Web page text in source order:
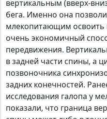
вертикальным (вверх-
бега. Именно она
млекопитающим освоить
очень экономичный
передвижения.
в задней части спины, а
позвоночника
задних конечностей.
исследования галопа у
показали, что граница